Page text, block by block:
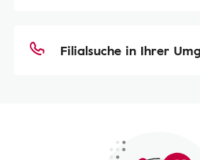
Filialsuche in Ihrer